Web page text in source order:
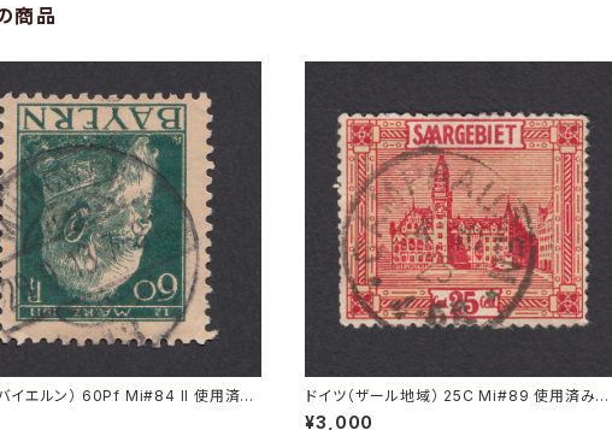
商品
バイエルン） 60Pf Mi#84 II 使用済み
ドイツ（ザール地域） 25C Mi#89 使用済み切
手｜CAMPHAUSEN 4.10.1923
¥3,000